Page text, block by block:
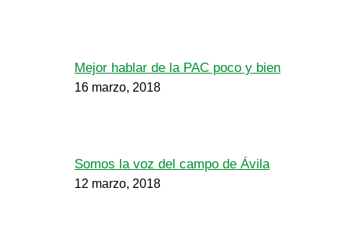
Mejor hablar de la PAC poco y bien
16 marzo, 2018
Somos la voz del campo de Ávila
12 marzo, 2018